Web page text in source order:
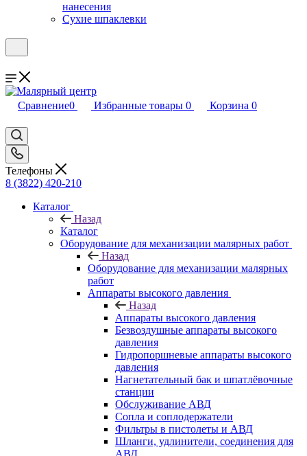
нанесения
Сухие шпаклевки
Сравнение0 Избранные товары 0 Корзина 0
Телефоны
8 (3822) 420-210
Каталог
Назад
Каталог
Оборудование для механизации малярных работ
Назад
Оборудование для механизации малярных
работ
Аппараты высокого давления
Назад
Аппараты высокого давления
Безвоздушные аппараты высокого
давления
Гидропоршневые аппараты высокого
давления
Нагнетательный бак и шпатлёвочные
станции
Обслуживание АВД
Сопла и соплодержатели
Фильтры в пистолеты и АВД
Шланги, удлинители, соединения для
АВД